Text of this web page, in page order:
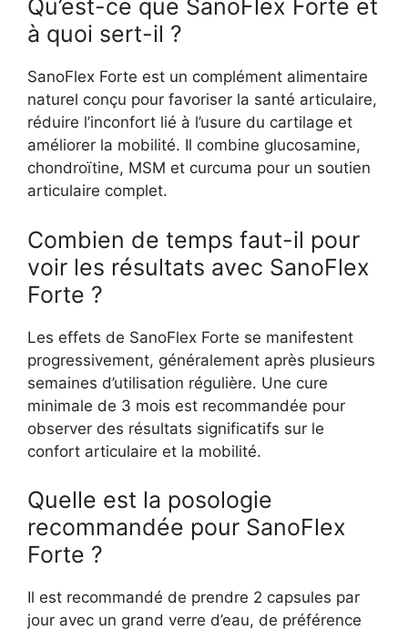
Qu’est-ce que SanoFlex Forte et
à quoi sert-il ?
SanoFlex Forte est un complément alimentaire
naturel conçu pour favoriser la santé articulaire,
réduire l’inconfort lié à l’usure du cartilage et
améliorer la mobilité. Il combine glucosamine,
chondroïtine, MSM et curcuma pour un soutien
articulaire complet.
Combien de temps faut-il pour
voir les résultats avec SanoFlex
Forte ?
Les effets de SanoFlex Forte se manifestent
progressivement, généralement après plusieurs
semaines d’utilisation régulière. Une cure
minimale de 3 mois est recommandée pour
observer des résultats significatifs sur le
confort articulaire et la mobilité.
Quelle est la posologie
recommandée pour SanoFlex
Forte ?
Il est recommandé de prendre 2 capsules par
jour avec un grand verre d’eau, de préférence